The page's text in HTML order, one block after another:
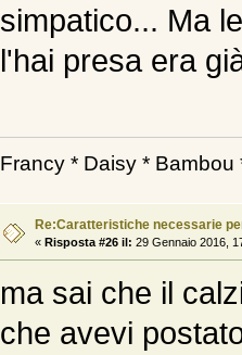
simpatico... Ma
l'hai presa era
Francy * Daisy * Bambou
Re:Caratteristiche necessarie
« Risposta #26 il: 29 Gennaio 2016,
ma sai che il
che avevi